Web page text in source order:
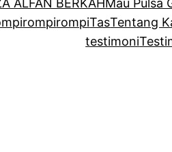
ALFAN BERKAHMau Pulsa
rompirompiTasTentang
testimoni